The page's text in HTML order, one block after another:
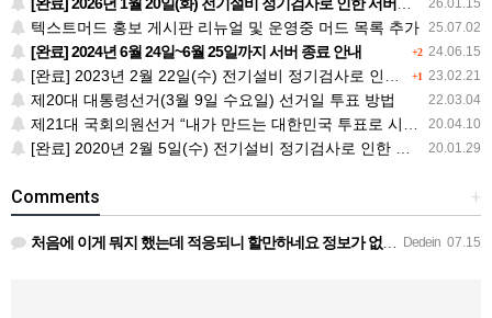
25.07.02
텍스트머드 홍보 게시판 리뉴얼 및 운영중 머드 목록 추가
+2 24.06.15
[완료] 2024년 6월 24일~6월 25일까지 서버 종료 안내
+1 23.02.21
[완료] 2023년 2월 22일(수) 전기설비 정기검사로 인한 서버다운 안내
22.03.04
제20대 대통령선거(3월 9일 수요일) 선거일 투표 방법
20.04.10
제21대 국회의원선거 “내가 만드는 대한민국 투표로 시작됩니다”
20.01.29
[완료] 2020년 2월 5일(수) 전기설비 정기검사로 인한 서버다운 안내
+
Comments
Dedein 07.15
처음에 이게 뭐지 했는데 적응되니 할만하네요 정보가 없긴하지만 게밍 안에 게시판 에서 하나씩 찾아보면은 그래…